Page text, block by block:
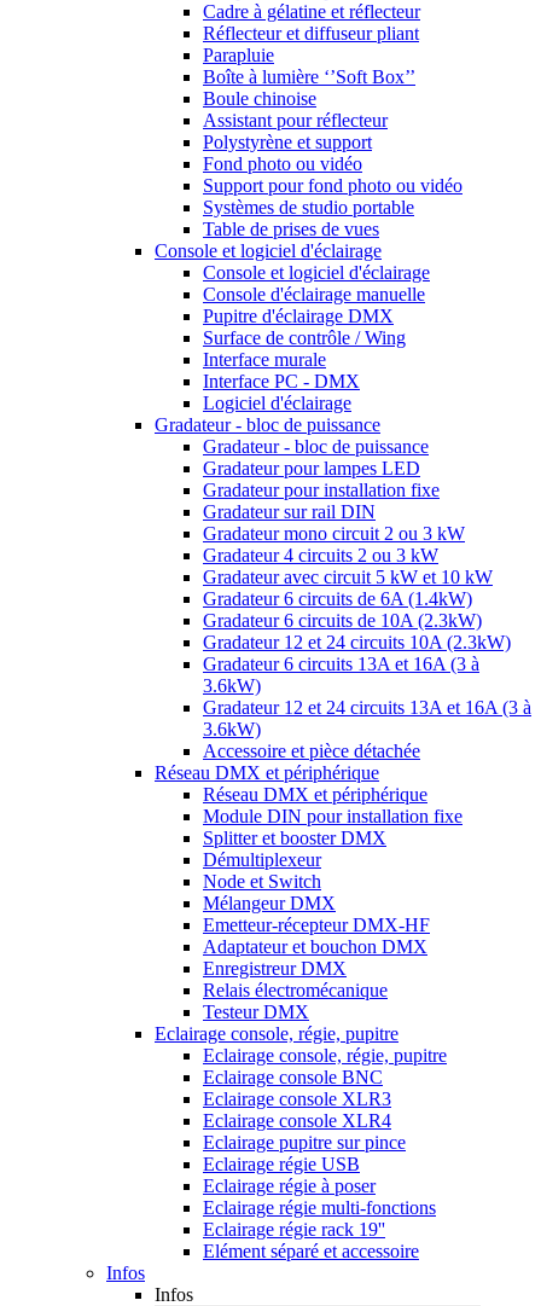
Cadre à gélatine et réflecteur
Réflecteur et diffuseur pliant
Parapluie
Boîte à lumière ‘’Soft Box’’
Boule chinoise
Assistant pour réflecteur
Polystyrène et support
Fond photo ou vidéo
Support pour fond photo ou vidéo
Systèmes de studio portable
Table de prises de vues
Console et logiciel d'éclairage
Console et logiciel d'éclairage
Console d'éclairage manuelle
Pupitre d'éclairage DMX
Surface de contrôle / Wing
Interface murale
Interface PC - DMX
Logiciel d'éclairage
Gradateur - bloc de puissance
Gradateur - bloc de puissance
Gradateur pour lampes LED
Gradateur pour installation fixe
Gradateur sur rail DIN
Gradateur mono circuit 2 ou 3 kW
Gradateur 4 circuits 2 ou 3 kW
Gradateur avec circuit 5 kW et 10 kW
Gradateur 6 circuits de 6A (1.4kW)
Gradateur 6 circuits de 10A (2.3kW)
Gradateur 12 et 24 circuits 10A (2.3kW)
Gradateur 6 circuits 13A et 16A (3 à
3.6kW)
Gradateur 12 et 24 circuits 13A et 16A (3 à
3.6kW)
Accessoire et pièce détachée
Réseau DMX et périphérique
Réseau DMX et périphérique
Module DIN pour installation fixe
Splitter et booster DMX
Démultiplexeur
Node et Switch
Mélangeur DMX
Emetteur-récepteur DMX-HF
Adaptateur et bouchon DMX
Enregistreur DMX
Relais électromécanique
Testeur DMX
Eclairage console, régie, pupitre
Eclairage console, régie, pupitre
Eclairage console BNC
Eclairage console XLR3
Eclairage console XLR4
Eclairage pupitre sur pince
Eclairage régie USB
Eclairage régie à poser
Eclairage régie multi-fonctions
Eclairage régie rack 19''
Elément séparé et accessoire
Infos
Infos